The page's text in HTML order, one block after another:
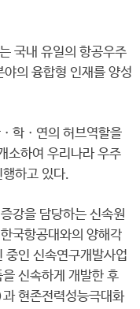
국내 유일의 항공우주
의 융합형 인재를 양성
학ㆍ연의 허브역할을
소하여 우리나라 우주
하고 있다.
강을 담당하는 신속원
국항공대와의 양해각
중인 신속연구개발사업
신속하게 개발한 후
현존전력성능극대화